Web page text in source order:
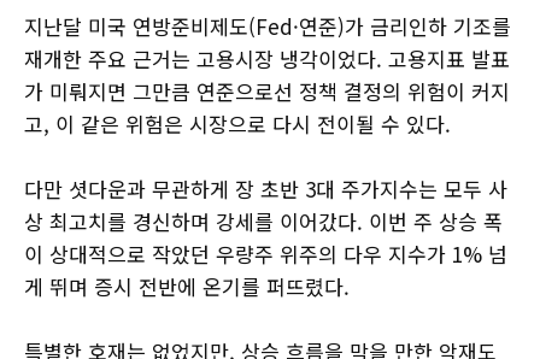
지난달 미국 연방준비제도(Fed·연준)가 금리인하 기조를
재개한 주요 근거는 고용시장 냉각이었다. 고용지표 발표
가 미뤄지면 그만큼 연준으로선 정책 결정의 위험이 커지
고, 이 같은 위험은 시장으로 다시 전이될 수 있다.
다만 셧다운과 무관하게 장 초반 3대 주가지수는 모두 사
상 최고치를 경신하며 강세를 이어갔다. 이번 주 상승 폭
이 상대적으로 작았던 우량주 위주의 다우 지수가 1% 넘
게 뛰며 증시 전반에 온기를 퍼뜨렸다.
특별한 호재는 없었지만, 상승 흐름을 막을 만한 악재도